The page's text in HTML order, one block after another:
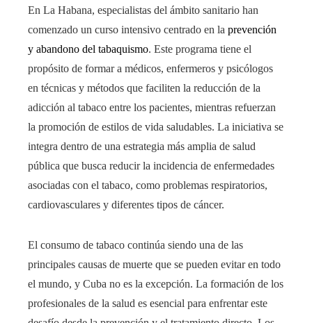
En La Habana, especialistas del ámbito sanitario han
comenzado un curso intensivo centrado en la prevención
y abandono del tabaquismo. Este programa tiene el
propósito de formar a médicos, enfermeros y psicólogos
en técnicas y métodos que faciliten la reducción de la
adicción al tabaco entre los pacientes, mientras refuerzan
la promoción de estilos de vida saludables. La iniciativa se
integra dentro de una estrategia más amplia de salud
pública que busca reducir la incidencia de enfermedades
asociadas con el tabaco, como problemas respiratorios,
cardiovasculares y diferentes tipos de cáncer.
El consumo de tabaco continúa siendo una de las
principales causas de muerte que se pueden evitar en todo
el mundo, y Cuba no es la excepción. La formación de los
profesionales de la salud es esencial para enfrentar este